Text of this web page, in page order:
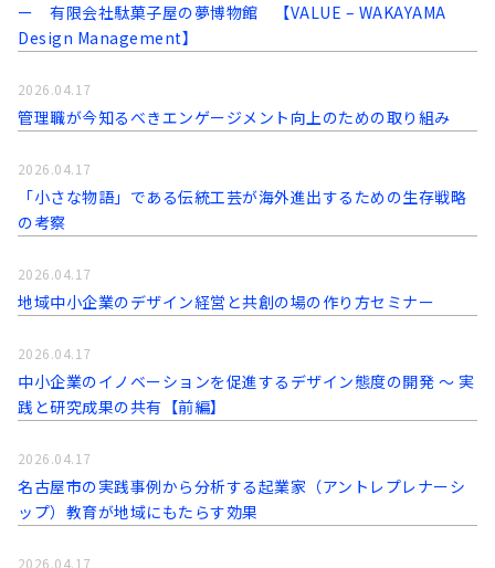
ー 有限会社駄菓子屋の夢博物館 【VALUE – WAKAYAMA
Design Management】
管理職が今知るべきエンゲージメント向上のための取り組み
2026.04.17
「小さな物語」である伝統工芸が海外進出するための生存戦略
の考察
2026.04.17
地域中小企業のデザイン経営と共創の場の作り方セミナー
2026.04.17
中小企業のイノベーションを促進するデザイン態度の開発 〜 実
践と研究成果の共有【前編】
2026.04.17
名古屋市の実践事例から分析する起業家（アントレプレナーシ
ップ）教育が地域にもたらす効果
2026.04.17
2026.04.17